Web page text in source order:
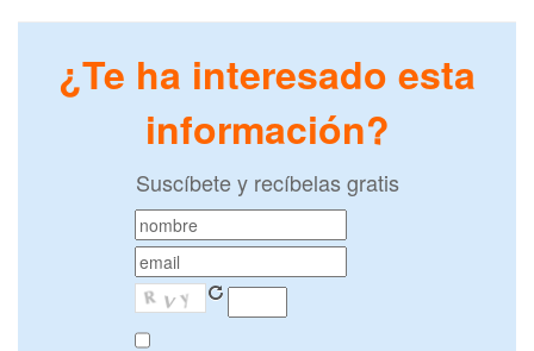
¿Te ha interesado esta
información?
Suscíbete y recíbelas gratis